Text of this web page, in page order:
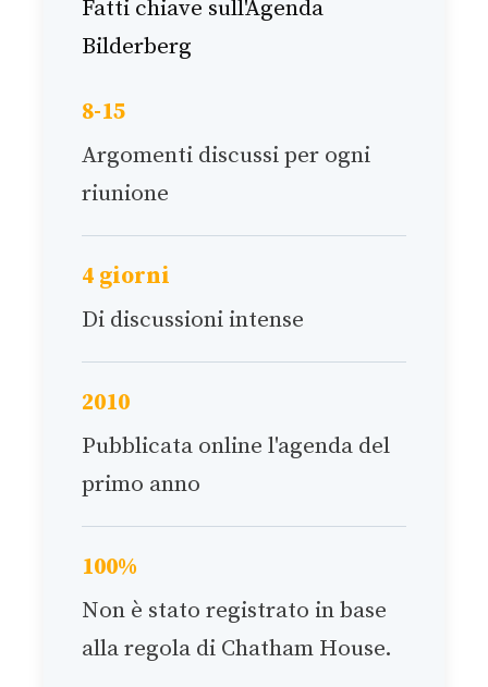
Fatti chiave sull'Agenda
Bilderberg
8-15
Argomenti discussi per ogni
riunione
4 giorni
Di discussioni intense
2010
Pubblicata online l'agenda del
primo anno
100%
Non è stato registrato in base
alla regola di Chatham House.